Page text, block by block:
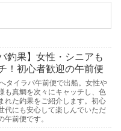
釣果】女性・シニアも
！初心者歓迎の午前便
タイラバ午前便で出船。女性や
も真鯛を次々にキャッチし、色
れた釣果をご紹介します。初心
代にも安心して楽しんでいただ
午前便です。